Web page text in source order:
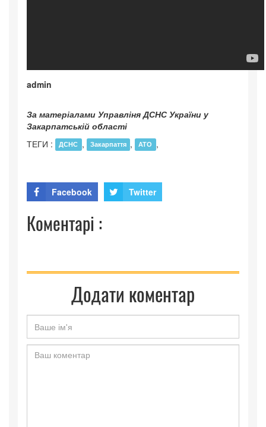
admin
За матеріалами Управліня ДСНС України у
Закарпатській області
ТЕГИ :
ДСНС , Закарпаття , АТО ,
Facebook Twitter
Коментарі :
Додати коментар